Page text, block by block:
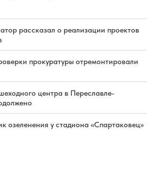
рассказал о реализации проектов
прокуратуры отремонтировали
центра в Переславле-
озеленения у стадиона «Спартаковец»